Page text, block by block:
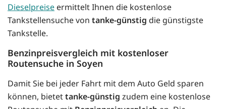
Dieselpreise ermittelt Ihnen die kostenlose
Tankstellensuche von tanke-günstig die günstigste
Tankstelle.
Benzinpreisvergleich mit kostenloser
Routensuche in Soyen
Damit Sie bei jeder Fahrt mit dem Auto Geld sparen
können, bietettanke-günstig zudem eine kostenlose